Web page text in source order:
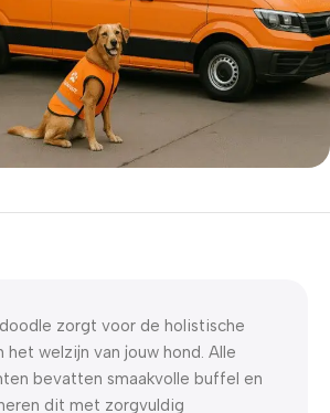
zorgt voor de holistische
het welzijn van jouw hond. Alle
bevatten smaakvolle buffel en
dit met zorgvuldig